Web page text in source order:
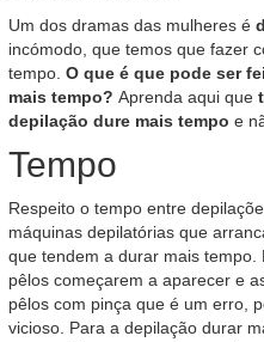
Um dos dramas das mulheres é
incómodo, que temos que fazer
tempo. O que é que pode ser
mais tempo? Aprenda aqui que
depilação dure mais tempo e
Tempo
Respeito o tempo entre
máquinas depilatórias que
que tendem a durar mais
pêlos começarem a aparecer e
pêlos com pinça que é um erro,
vicioso. Para a depilação durar